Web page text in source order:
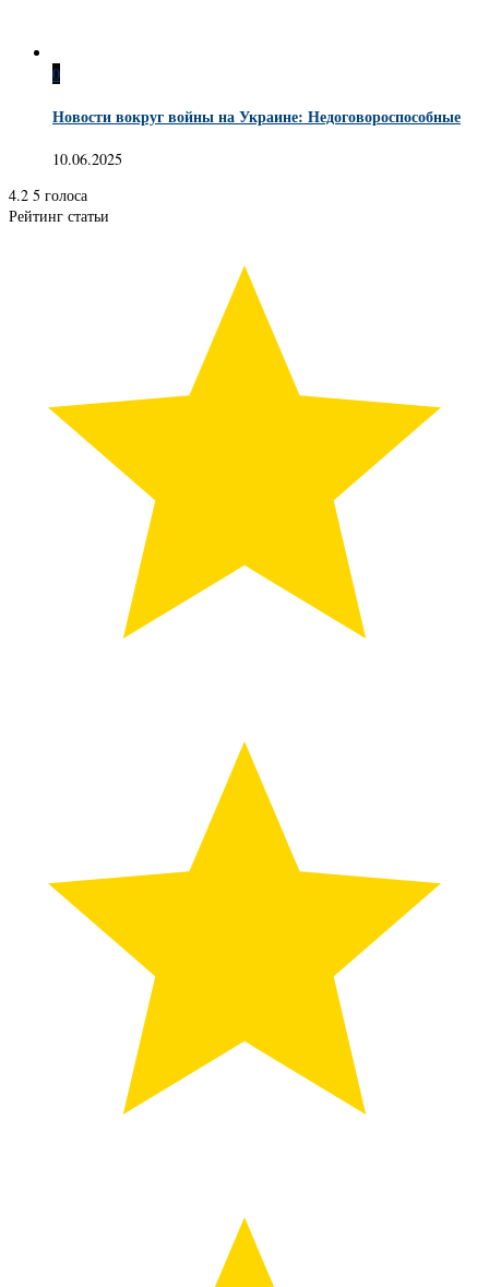
0
Новости вокруг войны на Украине: Недоговороспособные
10.06.2025
4.2 5 голоса
Рейтинг статьи